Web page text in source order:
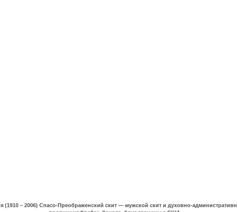
(1910 – 2006) Спасо-Преображенский скит — мужской скит и духовно-